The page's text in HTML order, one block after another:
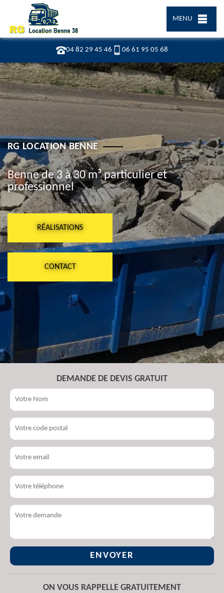
04 82 29 45 46 06 61 95 05 68
MENU
RG LOCATION BENNE
Benne de 3 à 30 m³ particulier et
professionnel
RÉALISATIONS
CONTACT
DEMANDE DE DEVIS GRATUIT
ON VOUS RAPPELLE GRATUITEMENT